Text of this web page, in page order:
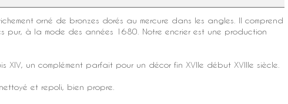
orné de bronzes dorés au mercure dans les angles. Il comprend
pur, à la mode des années 1680. Notre encrier est une production
un complément parfait pour un décor fin XVIIe début XVIIIe siècle.
nettoyé et repoli, bien propre.